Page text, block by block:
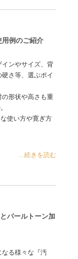
用例のご紹介
インやサイズ、背
さ等、選ぶポイ
の形状や高さも重
使い方や寛ぎ方
...続きを読む
パールトーン加
なる様々な『汚